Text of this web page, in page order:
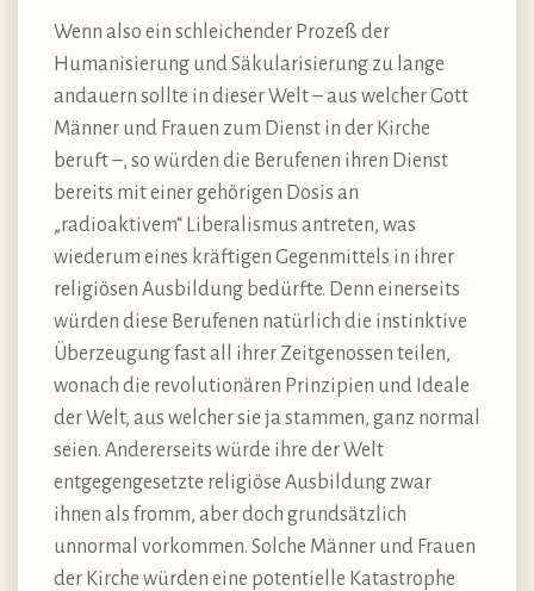
Wenn also ein schleichender Prozeß der
Humanisierung und Säkularisierung zu lange
andauern sollte in dieser Welt – aus welcher Gott
Männer und Frauen zum Dienst in der Kirche
beruft –, so würden die Berufenen ihren Dienst
bereits mit einer gehörigen Dosis an
„radioaktivem“ Liberalismus antreten, was
wiederum eines kräftigen Gegenmittels in ihrer
religiösen Ausbildung bedürfte. Denn einerseits
würden diese Berufenen natürlich die instinktive
Überzeugung fast all ihrer Zeitgenossen teilen,
wonach die revolutionären Prinzipien und Ideale
der Welt, aus welcher sie ja stammen, ganz normal
seien. Andererseits würde ihre der Welt
entgegengesetzte religiöse Ausbildung zwar
ihnen als fromm, aber doch grundsätzlich
unnormal vorkommen. Solche Männer und Frauen
der Kirche würden eine potentielle Katastrophe